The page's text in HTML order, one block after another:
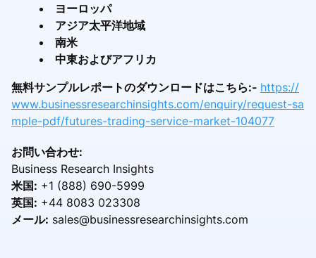
ヨーロッパ
アジア太平洋地域
南米
中東およびアフリカ
無料サンプルレポートのダウンロードはこちら:- https://
www.businessresearchinsights.com/enquiry/request-sa
mple-pdf/futures-trading-service-market-104077
お問い合わせ:
Business Research Insights
米国: +1 (888) 690-5999
英国: +44 8083 023308
メール: sales@businessresearchinsights.com